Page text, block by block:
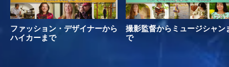
ファッション・デザイナーから
ハイカーまで
撮影監督からミュージシャン
で